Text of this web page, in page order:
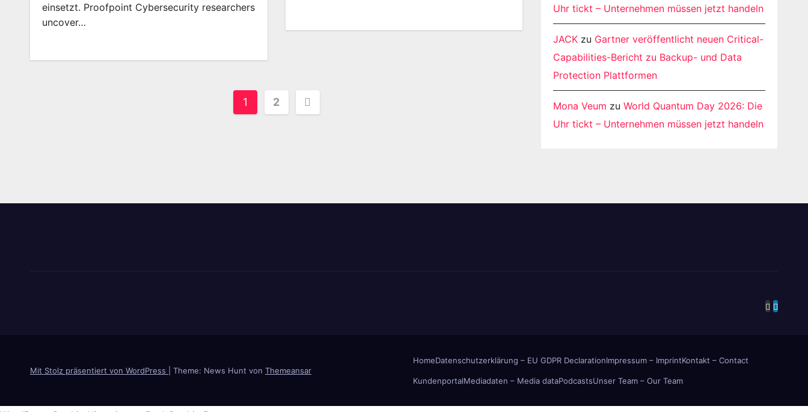
einsetzt. Proofpoint Cybersecurity researchers
uncover…
Seitennummerierung
1 2
Uhr tickt – Unternehmen müssen jetzt handeln
JACK zu Gartner veröffentlicht neuen Critical-
Capabilities-Bericht zu Backup- und Data
Protection Plattformen
Mona Veum zuWorld Quantum Day 2026: Die
Uhr tickt – Unternehmen müssen jetzt handeln
Mit Stolz präsentiert von WordPress Theme: News Hunt von Themeansar
HomeDatenschutzerklärung – EU GDPR DeclarationImpressum – ImprintKontakt – Contact
KundenportalMediadaten – Media dataPodcastsUnser Team – Our Team